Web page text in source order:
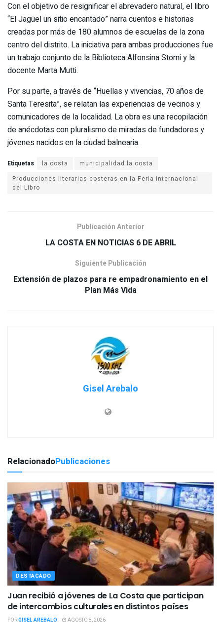
Con el objetivo de resignificar el abrevadero natural, el libro
“El Jagüel un sitio encantado” narra cuentos e historias
creadas por más de 180 alumnos de escuelas de la zona
centro del distrito. La iniciativa para ambas producciones fue
un trabajo conjunto de la Biblioteca Alfonsina Storni y la
docente Marta Mutti.
Por su parte, a través de “Huellas y vivencias, 70 años de
Santa Teresita”, se relatan las experiencias de vecinos y
comunicadores de la localidad. La obra es una recopilación
de anécdotas con pluralismo de miradas de fundadores y
jóvenes nacidos en la ciudad balnearia.
Etiquetas la costa
municipalidad la costa
Producciones literarias costeras en la Feria Internacional
Publicación Anterior
LA COSTA EN NOTICIAS 6 DE ABRIL
Siguiente Publicación
Extensión de plazos para re empadronamiento en el
Plan Más Vida
Gisel Arebalo
RelacionadoPublicaciones
DESTACADO
Juan recibió a jóvenes de La Costa que participan
de intercambios culturales en distintos países
PORGISEL AREBALO AGOSTO 8, 2026